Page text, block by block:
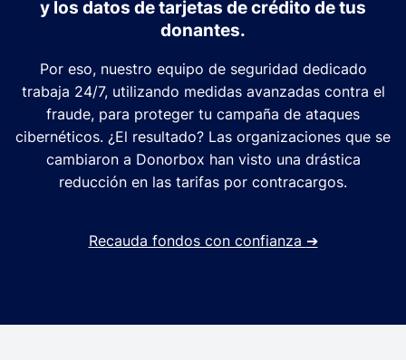
y los datos de tarjetas de crédito de tus
donantes.
Por eso, nuestro equipo de seguridad dedicado
trabaja 24/7, utilizando medidas avanzadas contra el
fraude, para proteger tu campaña de ataques
cibernéticos. ¿El resultado? Las organizaciones que se
cambiaron a Donorbox han visto una drástica
reducción en las tarifas por contracargos.
Recauda fondos con confianza ➔